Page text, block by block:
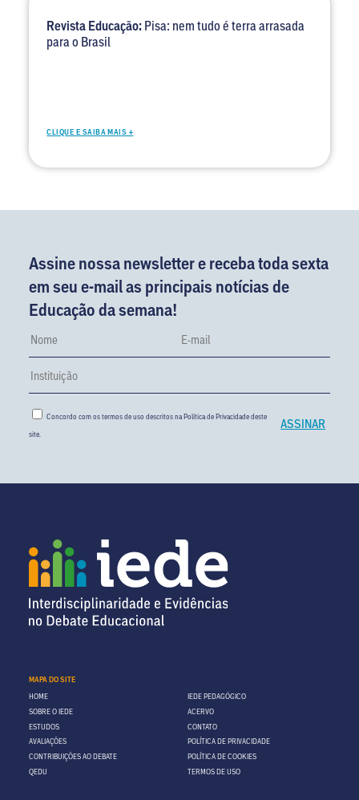
Revista Educação:Pisa: nem tudo é terra arrasada
para o Brasil
CLIQUE E SAIBA MAIS +
Assine nossa newsletter e receba toda sexta
em seu e-mail as principais notícias de
Educação da semana!
Concordo com os termos de uso descritos naPolítica de Privacidadedeste
site.
MAPA DO SITE
HOME
SOBRE O IEDE
ESTUDOS
AVALIAÇÕES
CONTRIBUIÇÕES AO DEBATE
QEDU
IEDE PEDAGÓGICO
ACERVO
CONTATO
POLÍTICA DE PRIVACIDADE
POLÍTICA DE COOKIES
TERMOS DE USO